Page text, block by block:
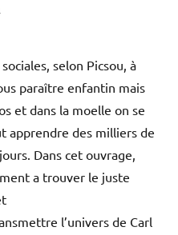
selon Picsou, à
paraître enfantin mais
et dans la moelle on se
apprendre des milliers de
Dans cet ouvrage,
a trouver le juste
l’univers de Carl